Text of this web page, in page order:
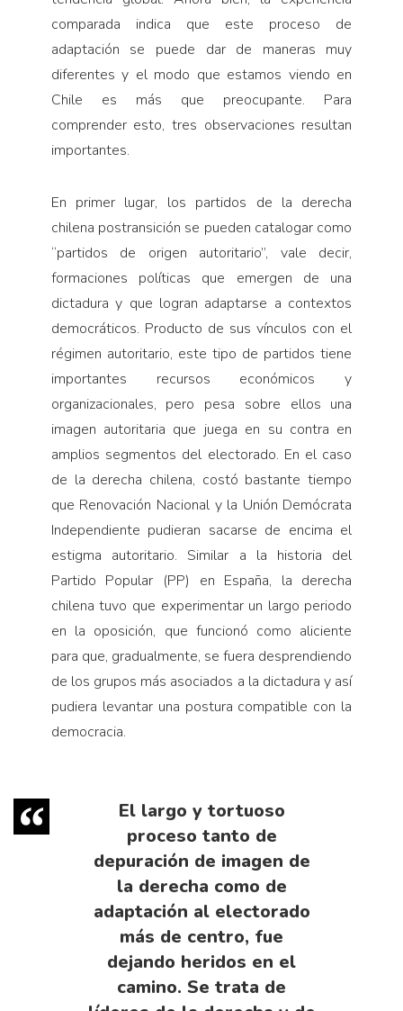
comparada indica que este proceso de
adaptación se puede dar de maneras muy
diferentes y el modo que estamos viendo en
Chile es más que preocupante. Para
comprender esto, tres observaciones resultan
importantes.
En primer lugar, los partidos de la derecha
chilena postransición se pueden catalogar como
“partidos de origen autoritario”, vale decir,
formaciones políticas que emergen de una
dictadura y que logran adaptarse a contextos
democráticos. Producto de sus vínculos con el
régimen autoritario, este tipo de partidos tiene
importantes recursos económicos y
organizacionales, pero pesa sobre ellos una
imagen autoritaria que juega en su contra en
amplios segmentos del electorado. En el caso
de la derecha chilena, costó bastante tiempo
que Renovación Nacional y la Unión Demócrata
Independiente pudieran sacarse de encima el
estigma autoritario. Similar a la historia del
Partido Popular (PP) en España, la derecha
chilena tuvo que experimentar un largo periodo
en la oposición, que funcionó como aliciente
para que, gradualmente, se fuera desprendiendo
de los grupos más asociados a la dictadura y así
pudiera levantar una postura compatible con la
democracia.
El largo y tortuoso
proceso tanto de
depuración de imagen de
la derecha como de
adaptación al electorado
más de centro, fue
dejando heridos en el
camino. Se trata de